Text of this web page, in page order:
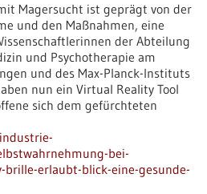
Magersucht ist geprägt von der
und den Maßnahmen, eine
der Abteilung
und Psychotherapie am
und des Max-Planck-Instituts
nun ein Virtual Reality Tool
sich dem gefürchteten
bei-
erlaubt-blick-eine-gesunde-